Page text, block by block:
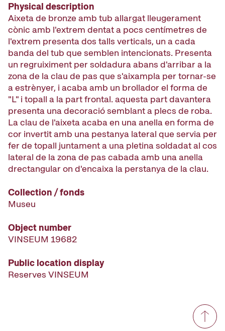
Physical description
Aixeta de bronze amb tub allargat lleugerament
cònic amb l'extrem dentat a pocs centímetres de
l'extrem presenta dos talls verticals, un a cada
banda del tub que semblen intencionats. Presenta
un regruiximent per soldadura abans d'arribar a la
zona de la clau de pas que s'aixampla per tornar-se
a estrènyer, i acaba amb un brollador el forma de
"L" i topall a la part frontal. aquesta part davantera
presenta una decoració semblant a plecs de roba.
La clau de l'aixeta acaba en una anella en forma de
cor invertit amb una pestanya lateral que servia per
fer de topall juntament a una pletina soldadat al cos
lateral de la zona de pas cabada amb una anella
drectangular on d'encaixa la perstanya de la clau.
Collection / fonds
Museu
Object number
VINSEUM 19682
Public location display
Reserves VINSEUM